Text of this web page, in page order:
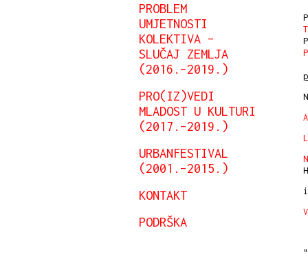
PROBLEM
UMJETNOSTI
KOLEKTIVA –
SLUČAJ ZEMLJA
(2016.–2019.)
PRO(IZ)VEDI
MLADOST U KULTURI
(2017.–2019.)
URBANFESTIVAL
(2001.–2015.)
KONTAKT
PODRŠKA
i